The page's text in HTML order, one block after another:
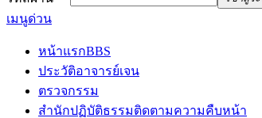
เมนูด่วน
หน้าแรกBBS
ประวัติอาจารย์เจน
ตรวจกรรม
สำนักปฏิบัติธรรมติดตามความคืบหน้า